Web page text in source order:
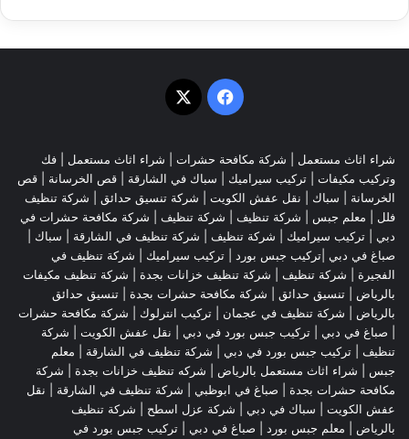
فيسبوك
‫X
شراء اثاث مستعمل شركة مكافحة حشرات شراء اثاث مستعمل
فك
وتركيب مكيفات | تركيب سيراميك | سباك في الشارقة قص الخرسانة | قص
الخرسانة | سباك نقل عفش الكويت شركة تنسيق حدائق
شركة تنظيف
فلل
معلم جبس شركة تنظيف شركة تنظيف
شركة مكافحة حشرات في
دبي
تركيب سيراميك شركة تنظيف شركة تنظيف في الشارقة | سباك |
صباغ في دبي |تركيب جبس بورد | تركيب سيراميك
شركة تنظيف في
الفجيرة
شركة تنظيف شركة تنظيف خزانات بجدة
شركة تنظيف مكيفات
بالرياض
تنسيق حدائق شركة مكافحة حشرات بجدة
تنسيق حدائق
بالرياض
شركة تنظيف في عجمان | تركيب انترلوك | شركة مكافحة حشرات
صباغ في دبي تركيب جبس بورد في دبي نقل عفش الكويت
شركة
تنظيف
تركيب جبس بورد في دبي شركة تنظيف في الشارقة
معلم
جبس
شراء اثاث مستعمل بالرياض شركه تنظيف خزانات بجدة
شركة
مكافحة حشرات بجدة
صباغ في ابوظبي شركة تنظيف في الشارقة
نقل
عفش الكويت | سباك في دبي | شركة عزل اسطح
شركة تنظيف
بالرياض
معلم جبس بورد صباغ في دبي تركيب جبس بورد في